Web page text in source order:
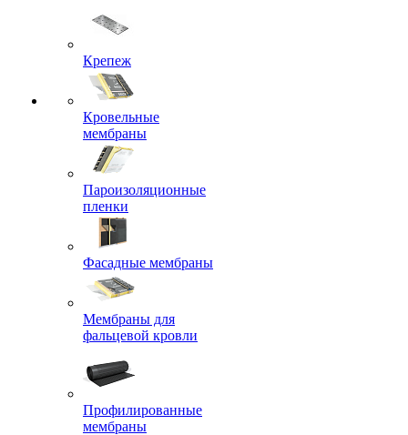
Крепеж
Кровельные
мембраны
Пароизоляционные
пленки
Фасадные мембраны
Мембраны для
фальцевой кровли
Профилированные
мембраны